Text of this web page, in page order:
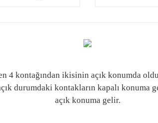
4 kontağından ikisinin açık konumda
durumdaki kontakların kapalı konuma
açık konuma gelir.